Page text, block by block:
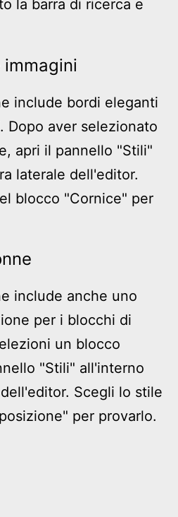
la barra di ricerca e
include bordi eleganti
Dopo aver selezionato
apri il pannello "Stili"
laterale dell'editor.
blocco "Cornice" per
include anche uno
per i blocchi di
un blocco
"Stili" all'interno
Scegli lo stile
per provarlo.